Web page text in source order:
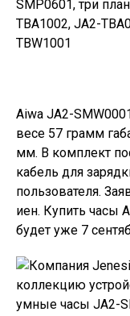
Aiwa JA2-
весе 57 грамм
мм. В комплект
кабель для
пользователя.
иен. Купить часы
будет уже 7